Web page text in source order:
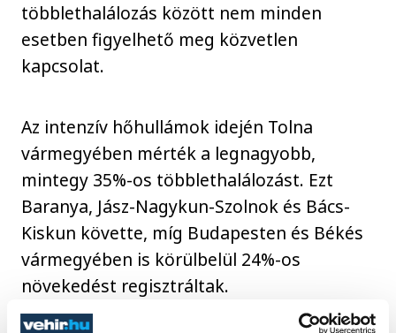
többlethalálozás között nem minden
esetben figyelhető meg közvetlen
kapcsolat.
Az intenzív hőhullámok idején Tolna
vármegyében mérték a legnagyobb,
mintegy 35%-os többlethalálozást. Ezt
Baranya, Jász-Nagykun-Szolnok és Bács-
Kiskun követte, míg Budapesten és Békés
vármegyében is körülbelül 24%-os
növekedést regisztráltak.